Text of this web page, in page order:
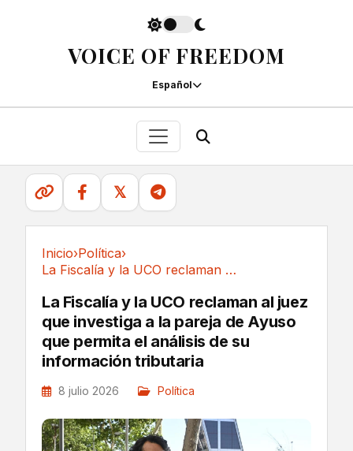
VOICE OF FREEDOM
Español
𝕏
Inicio›Política›
La Fiscalía y la UCO reclaman al juez que...
La Fiscalía y la UCO reclaman al juez
que investiga a la pareja de Ayuso
que permita el análisis de su
información tributaria
8 julio 2026 Política